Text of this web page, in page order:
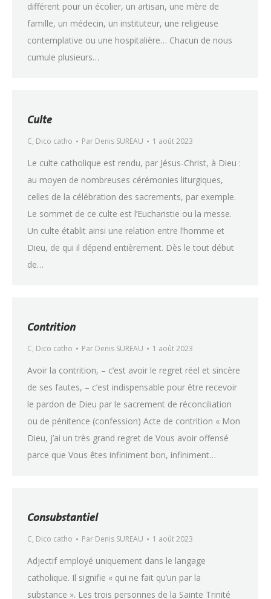
différent pour un écolier, un artisan, une mère de
famille, un médecin, un instituteur, une religieuse
contemplative ou une hospitalière… Chacun de nous
cumule plusieurs…
Culte
C, Dico catho Par Denis SUREAU 1 août 2023
Le culte catholique est rendu, par Jésus-Christ, à Dieu :
au moyen de nombreuses cérémonies liturgiques,
celles de la célébration des sacrements, par exemple.
Le sommet de ce culte est l’Eucharistie ou la messe.
Un culte établit ainsi une relation entre l’homme et
Dieu, de qui il dépend entièrement. Dès le tout début
de…
Contrition
C, Dico catho Par Denis SUREAU 1 août 2023
Avoir la contrition, – c’est avoir le regret réel et sincère
de ses fautes, – c’est indispensable pour être recevoir
le pardon de Dieu par le sacrement de réconciliation
ou de pénitence (confession) Acte de contrition « Mon
Dieu, j’ai un très grand regret de Vous avoir offensé
parce que Vous êtes infiniment bon, infiniment…
Consubstantiel
C, Dico catho Par Denis SUREAU 1 août 2023
Adjectif employé uniquement dans le langage
catholique. Il signifie « qui ne fait qu’un par la
substance ». Les trois personnes de la Sainte Trinité